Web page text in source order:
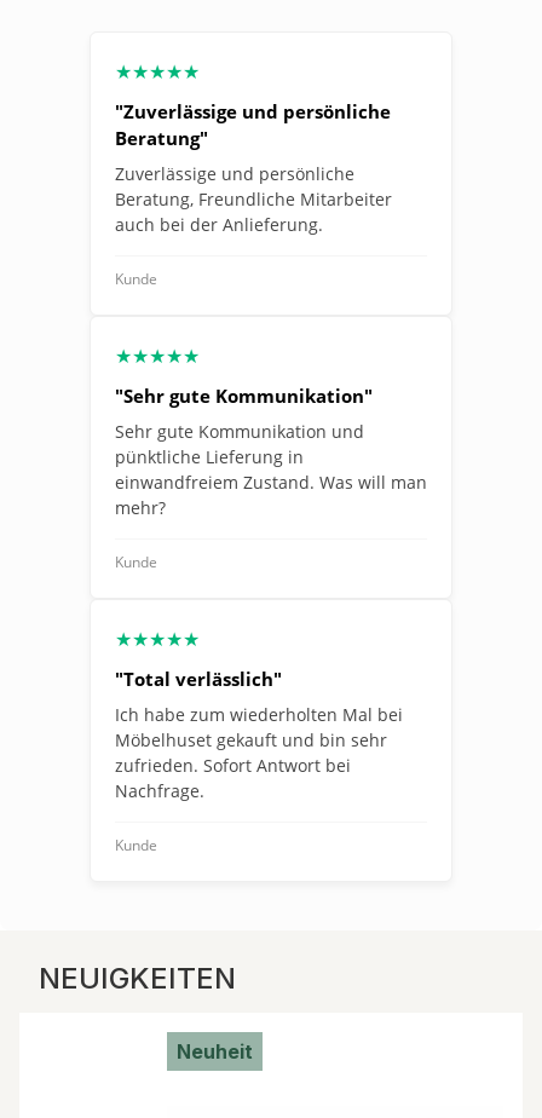
★★★★★
"Zuverlässige und persönliche
Beratung"
Zuverlässige und persönliche
Beratung, Freundliche Mitarbeiter
auch bei der Anlieferung.
Kunde
★★★★★
"Sehr gute Kommunikation"
Sehr gute Kommunikation und
pünktliche Lieferung in
einwandfreiem Zustand. Was will man
mehr?
Kunde
★★★★★
"Total verlässlich"
Ich habe zum wiederholten Mal bei
Möbelhuset gekauft und bin sehr
zufrieden. Sofort Antwort bei
Nachfrage.
Kunde
NEUIGKEITEN
Neuheit